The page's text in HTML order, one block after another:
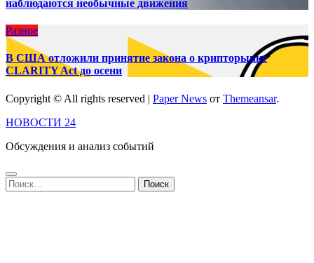
наблюдаются необычные движения
Разное
В США отложили принятие закона о крипторынке
CLARITY Act до осени
Copyright © All rights reserved | Paper News от Themeansar.
НОВОСТИ 24
Обсуждения и анализ событий
Найти: